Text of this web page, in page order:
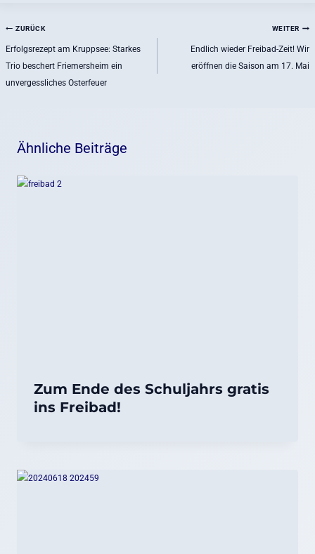
Beitragsnavigation
ZURÜCK
Erfolgsrezept am Kruppsee: Starkes
Trio beschert Friemersheim ein
unvergessliches Osterfeuer
WEITER
Endlich wieder Freibad-Zeit! Wir
eröffnen die Saison am 17. Mai
Ähnliche Beiträge
Zum Ende des Schuljahrs gratis
ins Freibad!